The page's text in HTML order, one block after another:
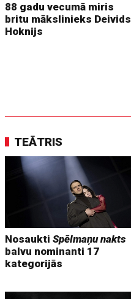
88 gadu vecumā miris
britu mākslinieks Deivids
Hoknijs
TEĀTRIS
NosauktiSpēlmaņu nakts
balvu nominanti 17
kategorijās